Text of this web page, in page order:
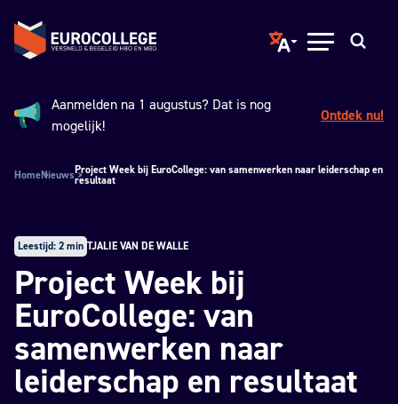
Spring naar hoofdinhoud
Terug naar de homepage
Translate page to
Open menu
Aankondiging:
Aanmelden na 1 augustus? Dat is nog
mogelijk!
Ontdek nu!
HomeNieuwsProject Week bij EuroCollege: van samenwerken naar leiderschap en
resultaat
Leestijd: 2 min TJALIE VAN DE WALLE
Project Week bij
EuroCollege: van
samenwerken naar
leiderschap en resultaat